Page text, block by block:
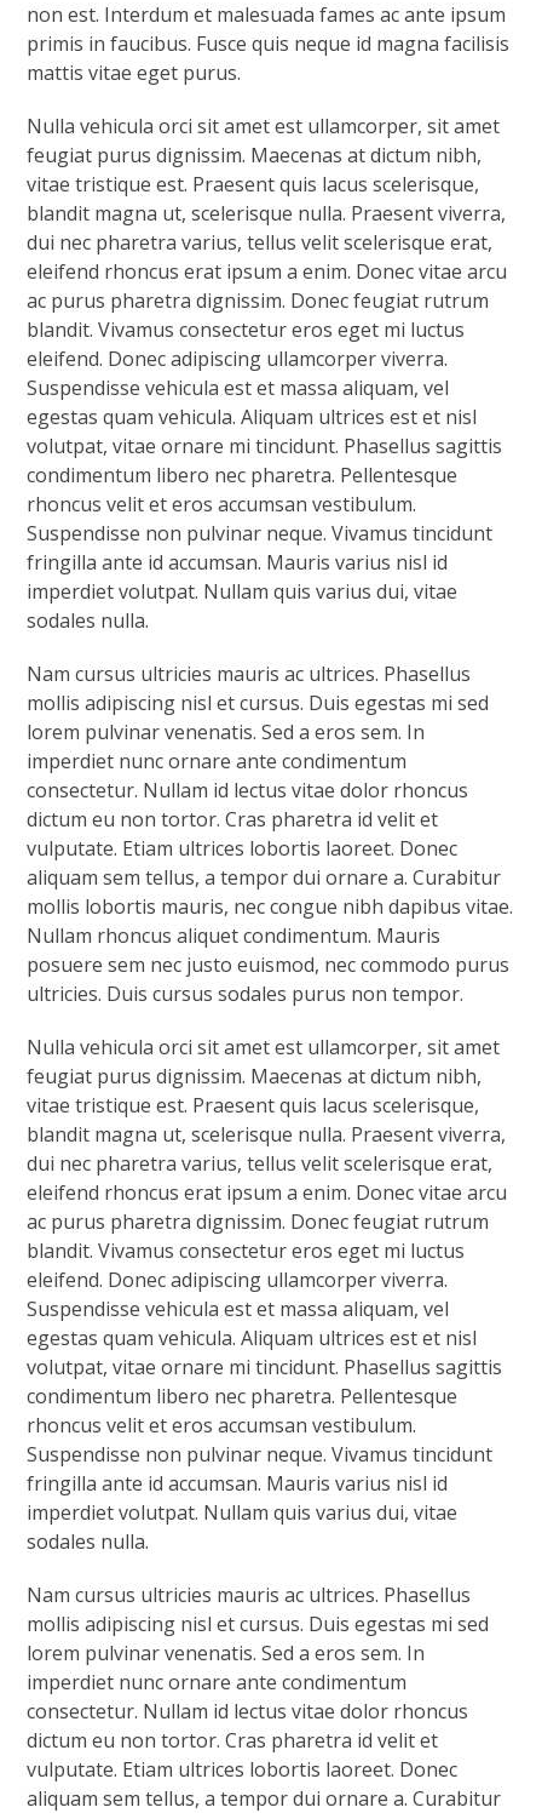
non est. Interdum et malesuada fames ac ante ipsum
primis in faucibus. Fusce quis neque id magna facilisis
mattis vitae eget purus.
Nulla vehicula orci sit amet est ullamcorper, sit amet
feugiat purus dignissim. Maecenas at dictum nibh,
vitae tristique est. Praesent quis lacus scelerisque,
blandit magna ut, scelerisque nulla. Praesent viverra,
dui nec pharetra varius, tellus velit scelerisque erat,
eleifend rhoncus erat ipsum a enim. Donec vitae arcu
ac purus pharetra dignissim. Donec feugiat rutrum
blandit. Vivamus consectetur eros eget mi luctus
eleifend. Donec adipiscing ullamcorper viverra.
Suspendisse vehicula est et massa aliquam, vel
egestas quam vehicula. Aliquam ultrices est et nisl
volutpat, vitae ornare mi tincidunt. Phasellus sagittis
condimentum libero nec pharetra. Pellentesque
rhoncus velit et eros accumsan vestibulum.
Suspendisse non pulvinar neque. Vivamus tincidunt
fringilla ante id accumsan. Mauris varius nisl id
imperdiet volutpat. Nullam quis varius dui, vitae
sodales nulla.
Nam cursus ultricies mauris ac ultrices. Phasellus
mollis adipiscing nisl et cursus. Duis egestas mi sed
lorem pulvinar venenatis. Sed a eros sem. In
imperdiet nunc ornare ante condimentum
consectetur. Nullam id lectus vitae dolor rhoncus
dictum eu non tortor. Cras pharetra id velit et
vulputate. Etiam ultrices lobortis laoreet. Donec
aliquam sem tellus, a tempor dui ornare a. Curabitur
mollis lobortis mauris, nec congue nibh dapibus vitae.
Nullam rhoncus aliquet condimentum. Mauris
posuere sem nec justo euismod, nec commodo purus
ultricies. Duis cursus sodales purus non tempor.
Nulla vehicula orci sit amet est ullamcorper, sit amet
feugiat purus dignissim. Maecenas at dictum nibh,
vitae tristique est. Praesent quis lacus scelerisque,
blandit magna ut, scelerisque nulla. Praesent viverra,
dui nec pharetra varius, tellus velit scelerisque erat,
eleifend rhoncus erat ipsum a enim. Donec vitae arcu
ac purus pharetra dignissim. Donec feugiat rutrum
blandit. Vivamus consectetur eros eget mi luctus
eleifend. Donec adipiscing ullamcorper viverra.
Suspendisse vehicula est et massa aliquam, vel
egestas quam vehicula. Aliquam ultrices est et nisl
volutpat, vitae ornare mi tincidunt. Phasellus sagittis
condimentum libero nec pharetra. Pellentesque
rhoncus velit et eros accumsan vestibulum.
Suspendisse non pulvinar neque. Vivamus tincidunt
fringilla ante id accumsan. Mauris varius nisl id
imperdiet volutpat. Nullam quis varius dui, vitae
sodales nulla.
Nam cursus ultricies mauris ac ultrices. Phasellus
mollis adipiscing nisl et cursus. Duis egestas mi sed
lorem pulvinar venenatis. Sed a eros sem. In
imperdiet nunc ornare ante condimentum
consectetur. Nullam id lectus vitae dolor rhoncus
dictum eu non tortor. Cras pharetra id velit et
vulputate. Etiam ultrices lobortis laoreet. Donec
aliquam sem tellus, a tempor dui ornare a. Curabitur